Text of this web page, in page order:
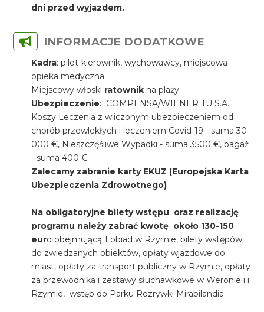
dni przed wyjazdem.
INFORMACJE DODATKOWE
Kadra: pilot-kierownik, wychowawcy, miejscowa
opieka medyczna.
Miejscowy włoski ratownik na plaży.
Ubezpieczenie: COMPENSA/WIENER TU S.A.:
Koszy Leczenia z wliczonym ubezpieczeniem od
chorób przewlekłych i leczeniem Covid-19 - suma 30
000 €, Nieszczęśliwe Wypadki - suma 3500 €, bagaż
- suma 400 €
Zalecamy zabranie karty EKUZ (Europejska Karta
Ubezpieczenia Zdrowotnego)
Na obligatoryjne bilety wstępu oraz realizację
programu należy zabrać kwotę około 130-150
euro obejmującą 1 obiad w Rzymie, bilety wstępów
do zwiedzanych obiektów, opłaty wjazdowe do
miast, opłaty za transport publiczny w Rzymie, opłaty
za przewodnika i zestawy słuchawkowe w Weronie i i
Rzymie, wstęp do Parku Rozrywki Mirabilandia.